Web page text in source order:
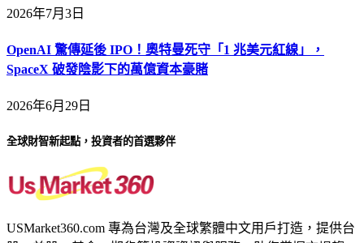
2026年7月3日
OpenAI 驚傳延後 IPO！奧特曼死守「1 兆美元紅線」，
SpaceX 破發陰影下的萬億資本豪賭
2026年6月29日
全球財智新起點，投資者的首選夥伴
USMarket360.com 專為台灣及全球繁體中文用戶打造，提供台